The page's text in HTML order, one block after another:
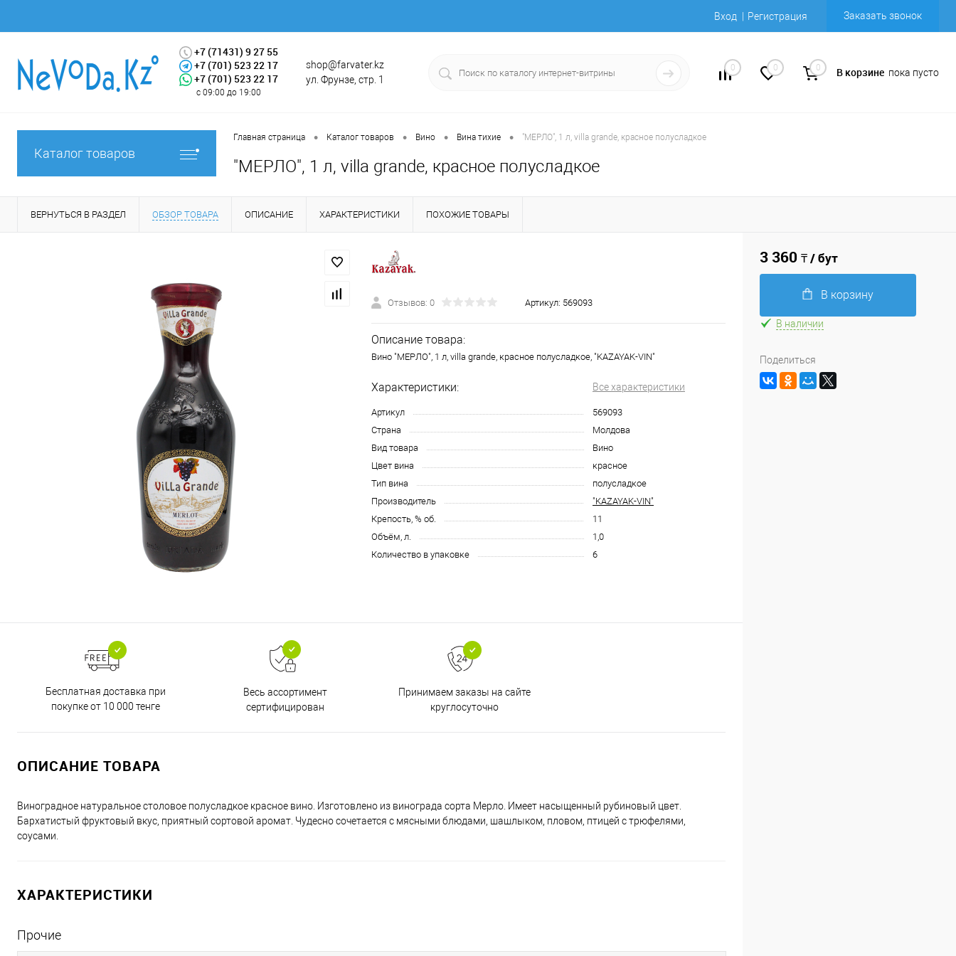
Вход Регистрация Заказать звонок
+7 (71431) 9 27 55
+7 (701) 523 22 17
+7 (701) 523 22 17
с 09:00 до 19:00
shop@farvater.kz
ул. Фрунзе, стр. 1
0 0 0 В корзине пока пусто
Каталог товаров
Главная страница • Каталог товаров • Вино • Вина тихие • "МЕРЛО", 1 л, villa grande, красное полусладкое
"МЕРЛО", 1 л, villa grande, красное полусладкое
ВЕРНУТЬСЯ В РАЗДЕЛ ОБЗОР ТОВАРА ОПИСАНИЕ ХАРАКТЕРИСТИКИ ПОХОЖИЕ ТОВАРЫ
Отзывов: 0 Артикул: 569093
Описание товара:
Вино "МЕРЛО", 1 л, villa grande, красное полусладкое, "KAZAYAK-VIN"
Характеристики: Все характеристики
Артикул
569093
Страна
Молдова
Вид товара
Вино
Цвет вина
красное
Тип вина
полусладкое
Производитель
"KAZAYAK-VIN"
Крепость, % об.
11
Объём, л.
1,0
Количество в упаковке
6
Бесплатная доставка при
покупке от 10 000 тенге
Весь ассортимент
сертифицирован
Принимаем заказы на сайте
круглосуточно
ОПИСАНИЕ ТОВАРА
Виноградное натуральное столовое полусладкое красное вино. Изготовлено из винограда сорта Мерло. Имеет насыщенный рубиновый цвет.
Бархатистый фруктовый вкус, приятный сортовой аромат. Чудесно сочетается с мясными блюдами, шашлыком, пловом, птицей с трюфелями,
соусами.
ХАРАКТЕРИСТИКИ
Прочие
3 360 ₸ / бут
В корзину
В наличии
Поделиться